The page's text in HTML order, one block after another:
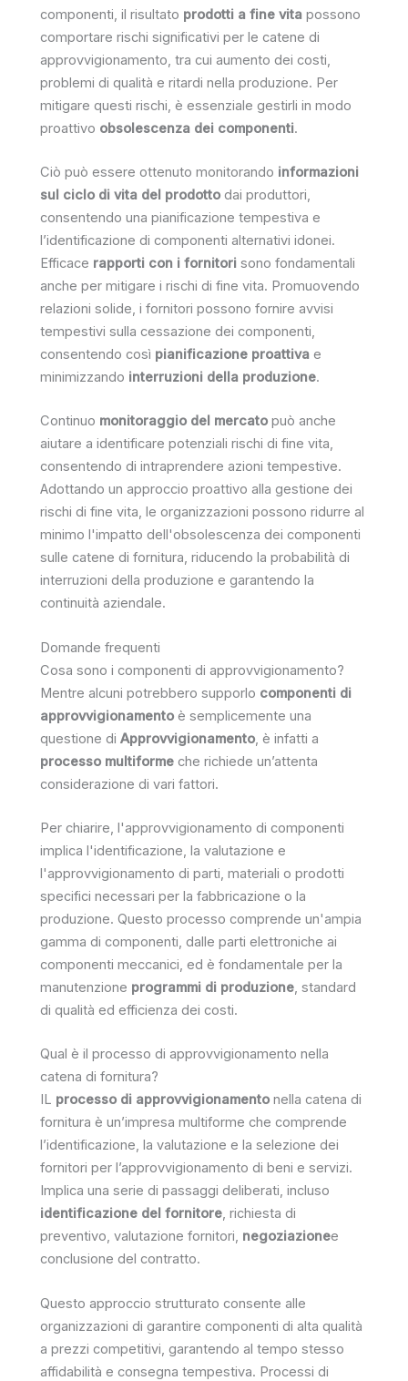
componenti, il risultato prodotti a fine vita possono
comportare rischi significativi per le catene di
approvvigionamento, tra cui aumento dei costi,
problemi di qualità e ritardi nella produzione. Per
mitigare questi rischi, è essenziale gestirli in modo
proattivo obsolescenza dei componenti.
Ciò può essere ottenuto monitorando informazioni
sul ciclo di vita del prodotto dai produttori,
consentendo una pianificazione tempestiva e
l’identificazione di componenti alternativi idonei.
Efficace rapporti con i fornitori sono fondamentali
anche per mitigare i rischi di fine vita. Promuovendo
relazioni solide, i fornitori possono fornire avvisi
tempestivi sulla cessazione dei componenti,
consentendo così pianificazione proattiva e
minimizzando interruzioni della produzione.
Continuo monitoraggio del mercato può anche
aiutare a identificare potenziali rischi di fine vita,
consentendo di intraprendere azioni tempestive.
Adottando un approccio proattivo alla gestione dei
rischi di fine vita, le organizzazioni possono ridurre al
minimo l'impatto dell'obsolescenza dei componenti
sulle catene di fornitura, riducendo la probabilità di
interruzioni della produzione e garantendo la
continuità aziendale.
Domande frequenti
Cosa sono i componenti di approvvigionamento?
Mentre alcuni potrebbero supporlo componenti di
approvvigionamento è semplicemente una
questione di Approvvigionamento , è infatti a
processo multiforme che richiede un’attenta
considerazione di vari fattori.
Per chiarire, l'approvvigionamento di componenti
implica l'identificazione, la valutazione e
l'approvvigionamento di parti, materiali o prodotti
specifici necessari per la fabbricazione o la
produzione. Questo processo comprende un'ampia
gamma di componenti, dalle parti elettroniche ai
componenti meccanici, ed è fondamentale per la
manutenzione programmi di produzione, standard
di qualità ed efficienza dei costi.
Qual è il processo di approvvigionamento nella
catena di fornitura?
IL processo di approvvigionamento nella catena di
fornitura è un’impresa multiforme che comprende
l’identificazione, la valutazione e la selezione dei
fornitori per l’approvvigionamento di beni e servizi.
Implica una serie di passaggi deliberati, incluso
identificazione del fornitore, richiesta di
preventivo, valutazione fornitori, negoziazionee
conclusione del contratto.
Questo approccio strutturato consente alle
organizzazioni di garantire componenti di alta qualità
a prezzi competitivi, garantendo al tempo stesso
affidabilità e consegna tempestiva. Processi di